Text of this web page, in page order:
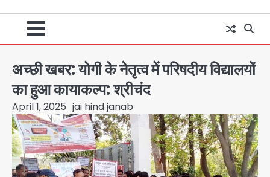
अच्छी खबर: योगी के नेतृत्व में परिषदीय विद्यालयों
का हुआ कायाकल्प: श्रीचंद
April 1, 2025 jai hind janab